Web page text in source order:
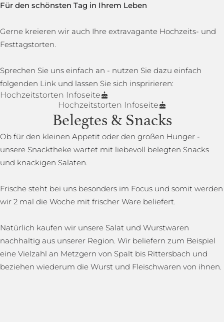
Für den schönsten Tag in Ihrem Leben
Gerne kreieren wir auch Ihre extravagante Hochzeits- und
Festtagstorten.
Sprechen Sie uns einfach an - nutzen Sie dazu einfach
folgenden Link und lassen Sie sich inspririeren:
Hochzeitstorten Infoseite
Hochzeitstorten Infoseite
Belegtes & Snacks
Ob für den kleinen Appetit oder den großen Hunger -
unsere Snacktheke wartet mit liebevoll belegten Snacks
und knackigen Salaten.
Frische steht bei uns besonders im Focus und somit werden
wir 2 mal die Woche mit frischer Ware beliefert.
Natürlich kaufen wir unsere Salat und Wurstwaren
nachhaltig aus unserer Region. Wir beliefern zum Beispiel
eine Vielzahl an Metzgern von Spalt bis Rittersbach und
beziehen wiederum die Wurst und Fleischwaren von ihnen.